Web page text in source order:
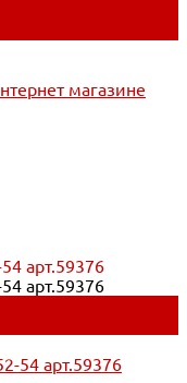
магазине
арт.59376
арт.59376